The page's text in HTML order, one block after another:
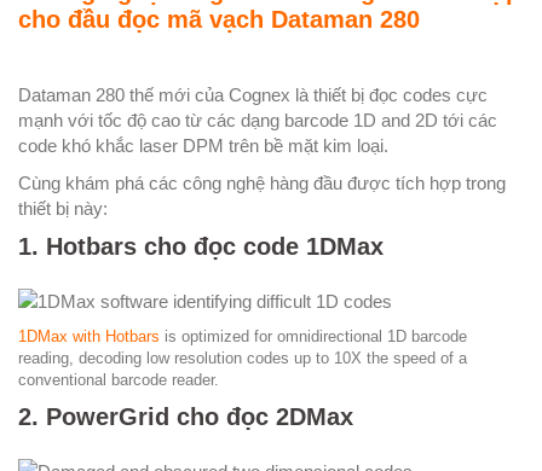
cho đầu đọc mã vạch Dataman 280
Dataman 280 thế mới của Cognex là thiết bị đọc codes cực
mạnh với tốc độ cao từ các dạng barcode 1D and 2D tới các
code khó khắc laser DPM trên bề mặt kim loại.
Cùng khám phá các công nghệ hàng đầu được tích hợp trong
thiết bị này:
1. Hotbars cho đọc code 1DMax
1DMax with Hotbars is optimized for omnidirectional 1D barcode
reading, decoding low resolution codes up to 10X the speed of a
conventional barcode reader.
2. PowerGrid cho đọc 2DMax